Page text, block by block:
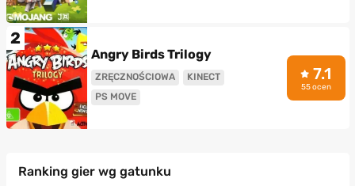
2
Angry Birds Trilogy
ZRĘCZNOŚCIOWA
KINECT
PS MOVE
7.1
55 ocen
Ranking gier wg gatunku